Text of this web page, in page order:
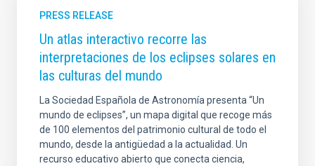
PRESS RELEASE
Un atlas interactivo recorre las
interpretaciones de los eclipses solares en
las culturas del mundo
La Sociedad Española de Astronomía presenta “Un
mundo de eclipses”, un mapa digital que recoge más
de 100 elementos del patrimonio cultural de todo el
mundo, desde la antigüedad a la actualidad. Un
recurso educativo abierto que conecta ciencia,